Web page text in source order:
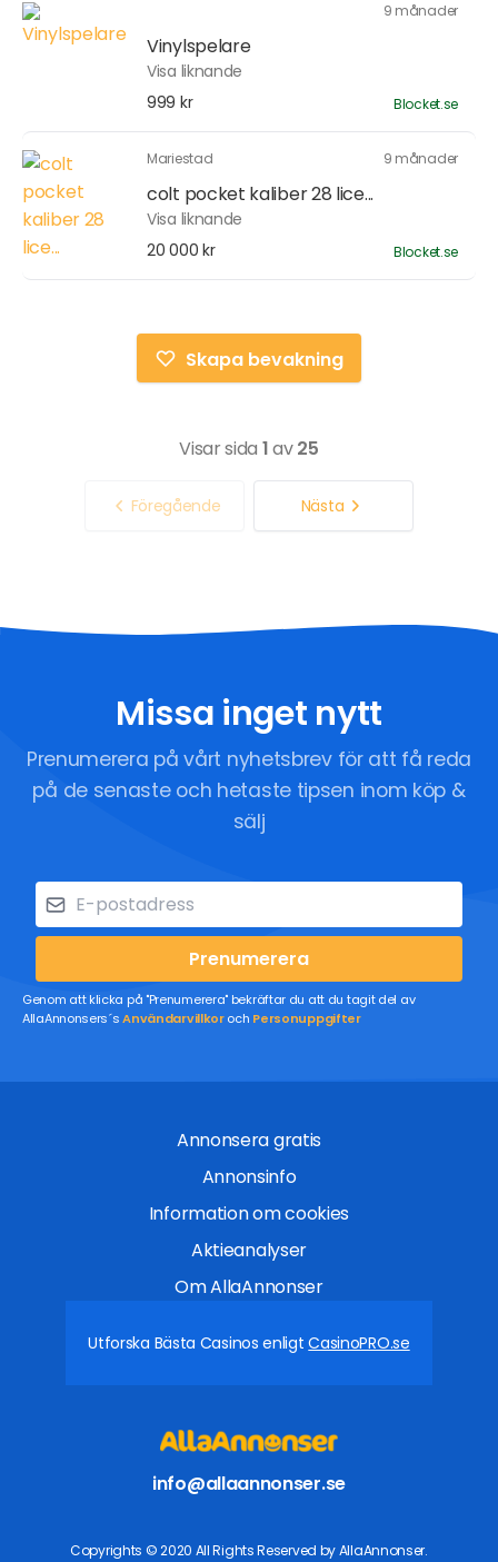
9 månader
Vinylspelare
Visa liknande
999 kr
Blocket.se
Mariestad 9 månader
colt pocket kaliber 28 lice...
Visa liknande
20 000 kr
Blocket.se
Skapa bevakning
Visar sida 1av25
Föregående Nästa
Missa inget nytt
Prenumerera på vårt nyhetsbrev för att få reda
på de senaste och hetaste tipsen inom köp &
sälj
Prenumerera
Genom att klicka på "Prenumerera" bekräftar du att du tagit del av
AllaAnnonsers´sAnvändarvillkoroch Personuppgifter
Annonsera gratis
Annonsinfo
Information om cookies
Aktieanalyser
Om AllaAnnonser
Utforska Bästa Casinos enligtCasinoPRO.se
info@allaannonser.se
Copyrights © 2020 All Rights Reserved by AllaAnnonser.